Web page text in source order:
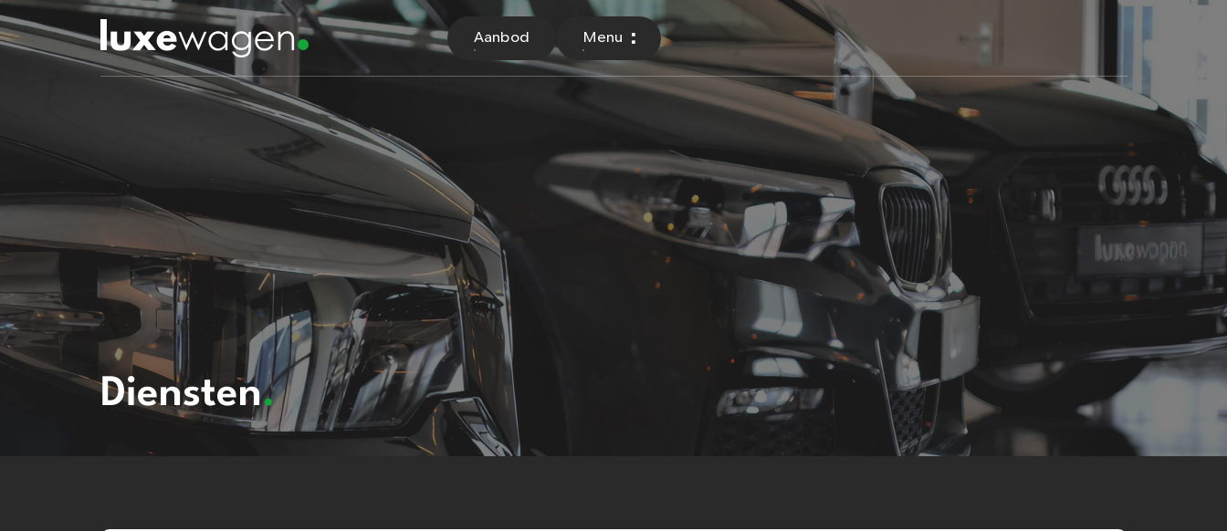
Aanbod Menu
Home
Aanbod
Diensten
Verkocht
Over ons
Contact
Diensten.